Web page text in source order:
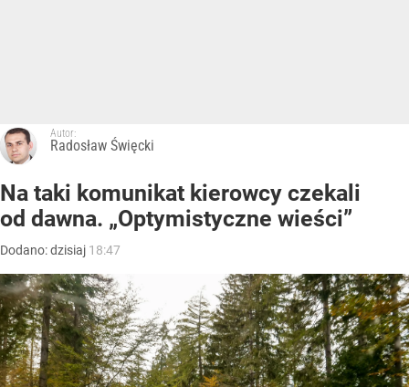
Autor:
Radosław Święcki
Na taki komunikat kierowcy czekali
od dawna. „Optymistyczne wieści”
Dodano:dzisiaj 18:47